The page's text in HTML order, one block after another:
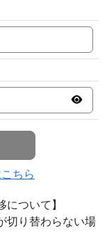
ちら
ついて】
切り替わらない場